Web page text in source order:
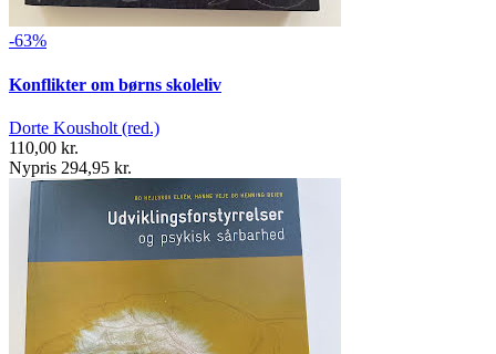
-63%
Konflikter om børns skoleliv
Dorte Kousholt (red.)
110,00 kr.
Nypris 294,95 kr.